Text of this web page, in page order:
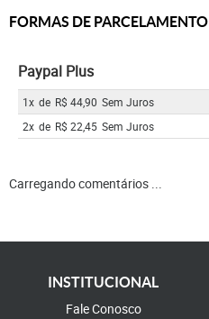
FORMAS DE PARCELAMENTO
Paypal Plus
1x de R$ 44,90 Sem Juros
2x de R$ 22,45 Sem Juros
Carregando comentários ...
INSTITUCIONAL
Fale Conosco